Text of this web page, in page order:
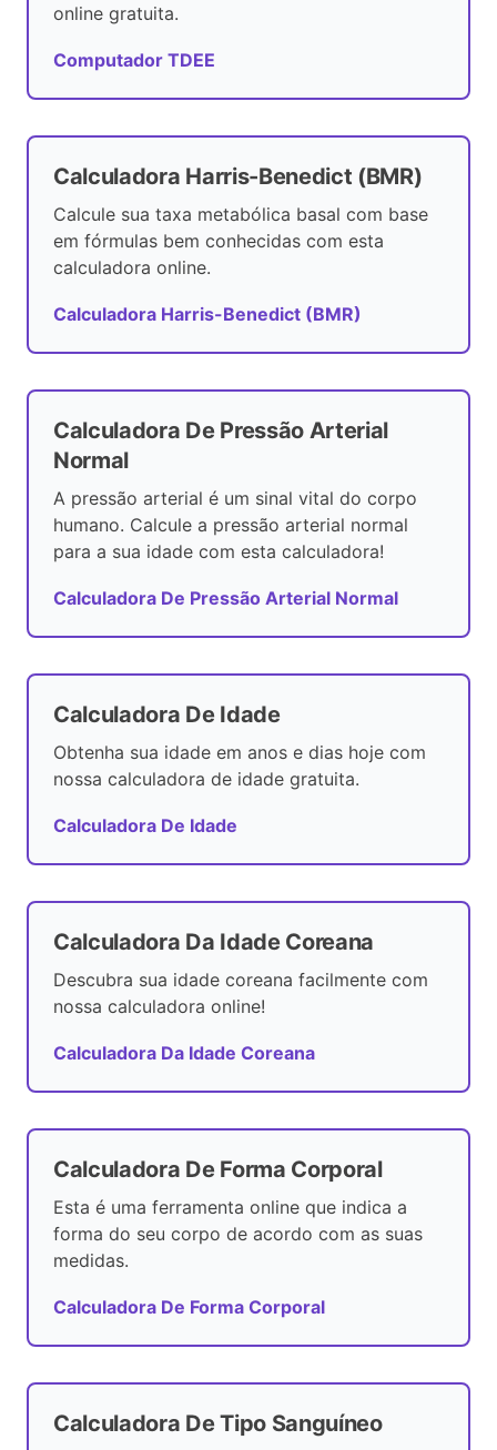
online gratuita.
Computador TDEE
Calculadora Harris-Benedict (BMR)
Calcule sua taxa metabólica basal com base
em fórmulas bem conhecidas com esta
calculadora online.
Calculadora Harris-Benedict (BMR)
Calculadora De Pressão Arterial
Normal
A pressão arterial é um sinal vital do corpo
humano. Calcule a pressão arterial normal
para a sua idade com esta calculadora!
Calculadora De Pressão Arterial Normal
Calculadora De Idade
Obtenha sua idade em anos e dias hoje com
nossa calculadora de idade gratuita.
Calculadora De Idade
Calculadora Da Idade Coreana
Descubra sua idade coreana facilmente com
nossa calculadora online!
Calculadora Da Idade Coreana
Calculadora De Forma Corporal
Esta é uma ferramenta online que indica a
forma do seu corpo de acordo com as suas
medidas.
Calculadora De Forma Corporal
Calculadora De Tipo Sanguíneo